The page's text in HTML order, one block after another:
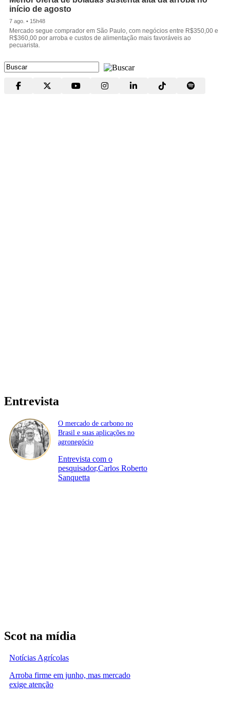
início de agosto
7 ago. • 15h48
Mercado segue comprador em São Paulo, com negócios entre R$350,00 e
R$360,00 por arroba e custos de alimentação mais favoráveis ao
pecuarista.
Entrevista
O mercado de carbono no
Brasil e suas aplicações no
agronegócio
Entrevista com o
pesquisador,Carlos Roberto
Sanquetta
Scot na mídia
Notícias Agrícolas
Arroba firme em junho, mas mercado
exige atenção